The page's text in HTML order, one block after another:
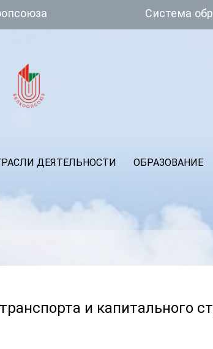
Система обращений
ДЕЯТЕЛЬНОСТИ ОБРАЗОВАНИЕ
и капитального